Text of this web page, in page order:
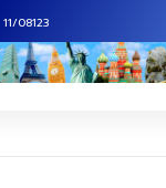
11/08123